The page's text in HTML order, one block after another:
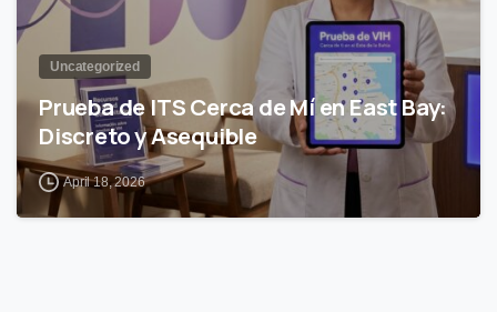
Uncategorized
Prueba de ITS Cerca de Mí en East Bay:
Discreto y Asequible
April 18, 2026